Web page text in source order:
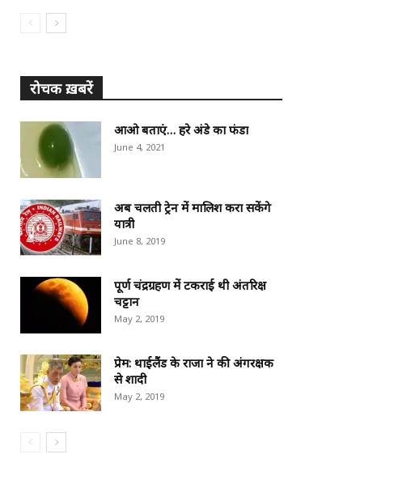
रोचक ख़बरें
आओ बताएं… हरे अंडे का फंडा
June 4, 2021
अब चलती ट्रेन में मालिश करा सकेंगे
यात्री
June 8, 2019
पूर्ण चंद्रग्रहण में टकराई थी अंतरिक्ष
चट्टान
May 2, 2019
प्रेम: थाईलैंड के राजा ने की अंगरक्षक
से शादी
May 2, 2019